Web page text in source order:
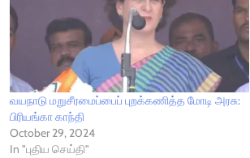
வயநாடு மறுசீரமைப்பைப் புறக்கணித்த மோடி அரசு:
பிரியங்கா காந்தி
October 29, 2024
In "புதிய செய்தி"